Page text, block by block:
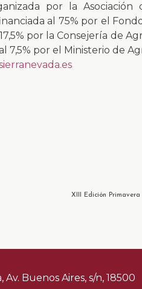
por la
al 75% por el
por la Consejería de
7,5% por el Ministerio de
XIII Edición
Buenos Aires, s/n, 18500